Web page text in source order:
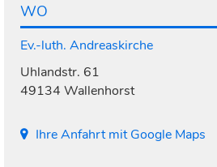
WO
Ev.-luth. Andreaskirche
Uhlandstr. 61
49134 Wallenhorst
Ihre Anfahrt mit Google Maps